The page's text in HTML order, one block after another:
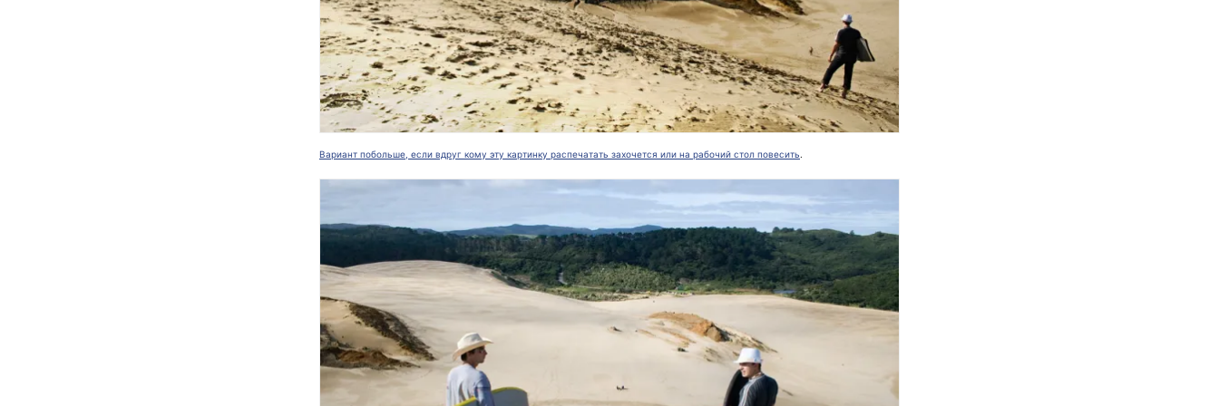
Вариант побольше, если вдруг кому эту картинку распечатать захочется или на рабочий стол повесить.